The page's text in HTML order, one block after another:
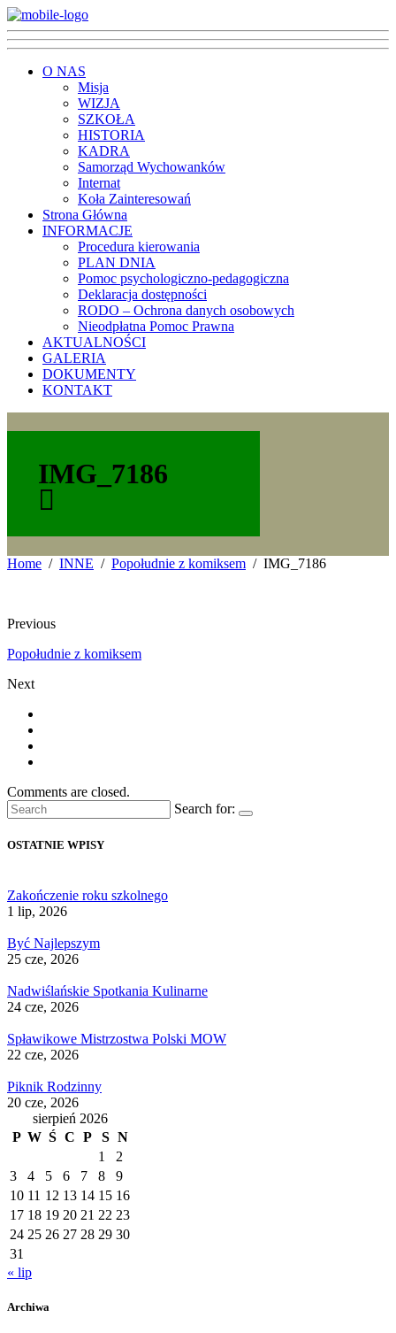
O NAS
Misja
WIZJA
SZKOŁA
HISTORIA
KADRA
Samorząd Wychowanków
Internat
Koła Zainteresowań
Strona Główna
INFORMACJE
Procedura kierowania
PLAN DNIA
Pomoc psychologiczno-pedagogiczna
Deklaracja dostępności
RODO – Ochrona danych osobowych
Nieodpłatna Pomoc Prawna
AKTUALNOŚCI
GALERIA
DOKUMENTY
KONTAKT
IMG_7186
Home INNE Popołudnie z komiksem IMG_7186
Previous
Popołudnie z komiksem
Next
Comments are closed.
Search for:
OSTATNIE WPISY
Zakończenie roku szkolnego
1 lip, 2026
Być Najlepszym
25 cze, 2026
Nadwiślańskie Spotkania Kulinarne
24 cze, 2026
Spławikowe Mistrzostwa Polski MOW
22 cze, 2026
Piknik Rodzinny
20 cze, 2026
sierpień 2026
P W Ś C P S N
1
2
3
4 5 6 7 8
9
10 11 12 13 14 15 16
17 18 19 20 21 22 23
24 25 26 27 28 29 30
31
« lip
Archiwa